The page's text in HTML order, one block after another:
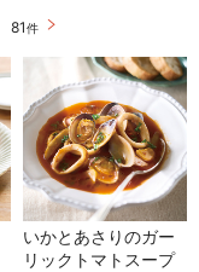
81 件
いかとあさりのガー
リックトマトスープ